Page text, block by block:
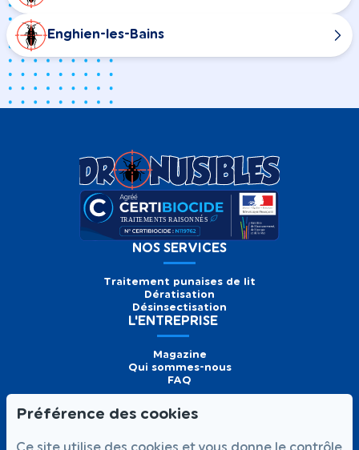
Enghien-les-Bains
NOS SERVICES
Traitement punaises de lit
Dératisation
Désinsectisation
L'ENTREPRISE
Magazine
Qui sommes-nous
FAQ
01 56 93 60 26
Formulaire de
Prendre
Préférence des cookies